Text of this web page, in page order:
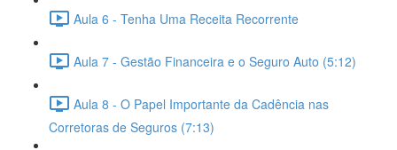
Aula 6 - Tenha Uma Receita Recorrente
Aula 7 - Gestão Financeira e o Seguro Auto (5:12)
Aula 8 - O Papel Importante da Cadência nas
Corretoras de Seguros (7:13)